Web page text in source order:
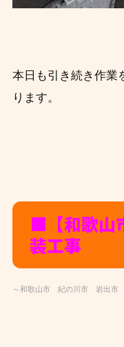
本日も引き続き作業
ります。
■【和歌山
装工事
～和歌山市 紀の川市 岩出